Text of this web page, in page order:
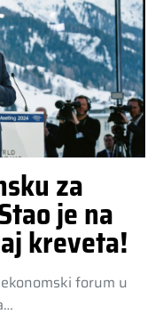
za
je na
kreveta!
forum u